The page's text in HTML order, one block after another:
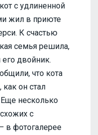
с удлиненной
жил в приюте
К счастью
семья решила,
двойник.
что кота
как он стал
несколько
с
в фотогалерее